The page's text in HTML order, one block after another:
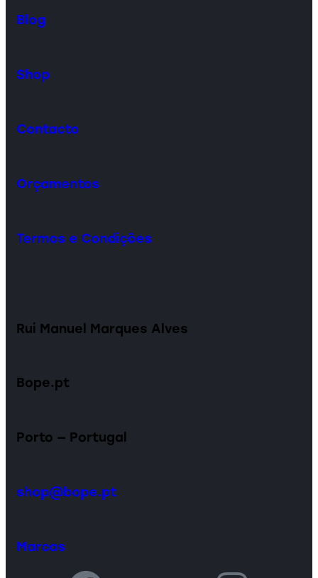
Blog
Shop
Contacto
Orçamentos
Termos e Condições
Rui Manuel Marques Alves
Bope.pt
Porto — Portugal
shop@bope.pt
Marcas